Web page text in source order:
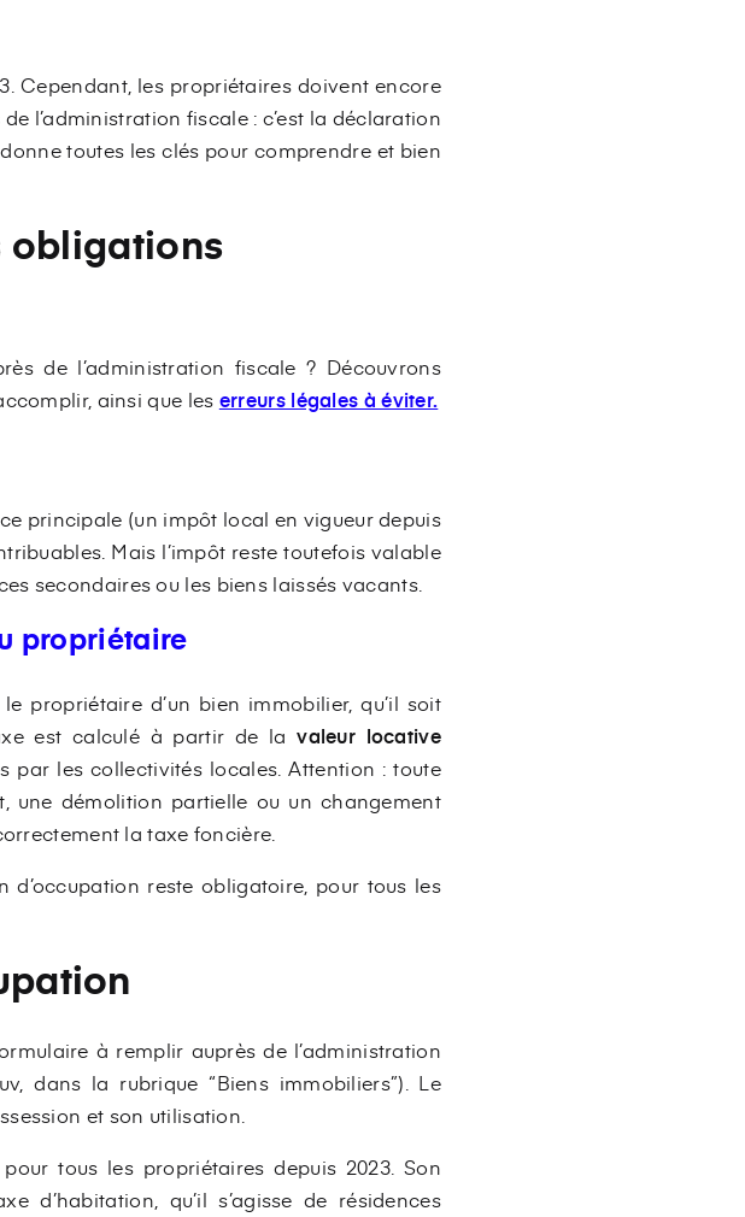
Cependant, les propriétaires doivent encore
l’administration fiscale : c’est la déclaration
toutes les clés pour comprendre et bien
obligations
de l’administration fiscale ? Découvrons
ainsi que les erreurs légales à éviter.
principale (un impôt local en vigueur depuis
Mais l’impôt reste toutefois valable
secondaires ou les biens laissés vacants.
propriétaire
propriétaire d’un bien immobilier, qu’il soit
est calculé à partir de lavaleur locative
par les collectivités locales. Attention : toute
démolition partielle ou un changement
la taxe foncière.
d’occupation reste obligatoire, pour tous les
à remplir auprès de l’administration
dans la rubrique “Biens immobiliers”). Le
et son utilisation.
tous les propriétaires depuis 2023. Son
qu’il s’agisse de résidences